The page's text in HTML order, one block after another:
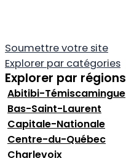
Soumettre votre site
Explorer par catégories
Explorer par régions
Abitibi-Témiscamingue
Bas-Saint-Laurent
Capitale-Nationale
Centre-du-Québec
Charlevoix